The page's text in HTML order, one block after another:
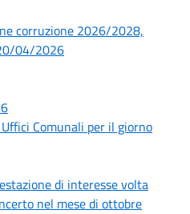
corruzione 2026/2028,
04/2026
Comunali per il giorno
di interesse volta
nel mese di ottobre